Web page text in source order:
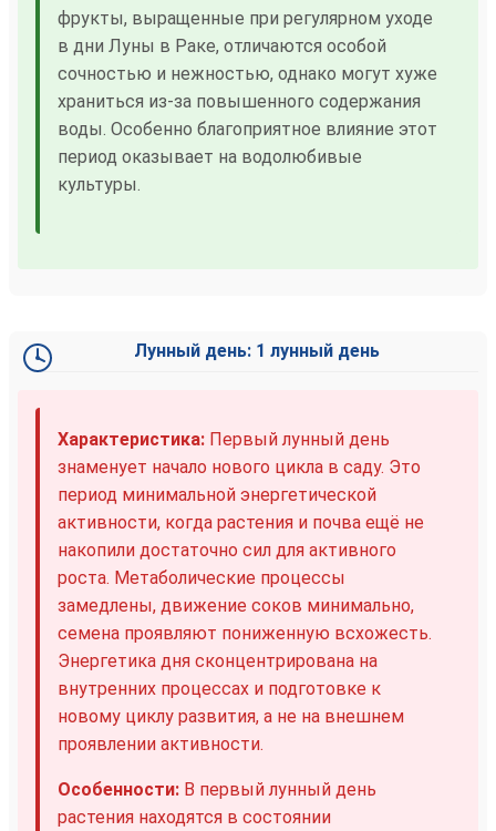
фрукты, выращенные при регулярном уходе
в дни Луны в Раке, отличаются особой
сочностью и нежностью, однако могут хуже
храниться из-за повышенного содержания
воды. Особенно благоприятное влияние этот
период оказывает на водолюбивые
культуры.
Лунный день: 1 лунный день
Характеристика: Первый лунный день
знаменует начало нового цикла в саду. Это
период минимальной энергетической
активности, когда растения и почва ещё не
накопили достаточно сил для активного
роста. Метаболические процессы
замедлены, движение соков минимально,
семена проявляют пониженную всхожесть.
Энергетика дня сконцентрирована на
внутренних процессах и подготовке к
новому циклу развития, а не на внешнем
проявлении активности.
Особенности: В первый лунный день
растения находятся в состоянии